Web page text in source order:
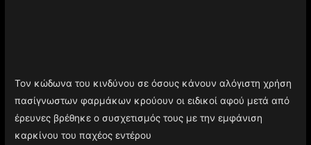
Τον κώδωνα του κινδύνου σε όσους κάνουν αλόγιστη χρήση
πασίγνωστων φαρμάκων κρούουν οι ειδικοί αφού μετά από
έρευνες βρέθηκε ο συσχετισμός τους με την εμφάνιση
καρκίνου του παχέος εντέρου